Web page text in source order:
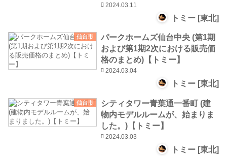
2024.03.11
トミー [東北]
仙台市
パークホームズ仙台中央 (第1期
および第1期2次における販売価
格のまとめ)【トミー】
2024.03.04
トミー [東北]
仙台市
シティタワー青葉通一番町 (建
物内モデルルームが、始まりま
した。)【トミー】
2024.03.03
トミー [東北]